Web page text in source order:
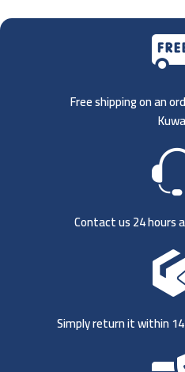
Free shipping on an
Contact us 24 hours
Simply return it within